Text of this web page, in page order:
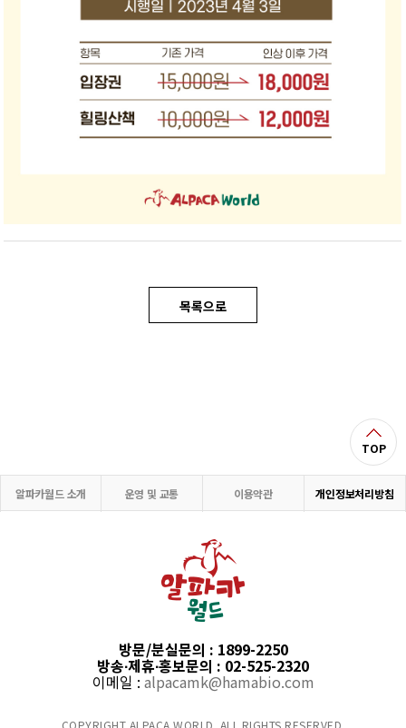
Bahasa malayu
목록으로
TOP
알파카월드 소개 운영 및 교통 이용약관 개인정보처리방침
방문/분실문의 : 1899-2250
방송∙제휴∙홍보문의 : 02-525-2320
이메일 : alpacamk@hamabio.com
COPYRIGHT ALPACA WORLD. ALL RIGHTS RESERVED.